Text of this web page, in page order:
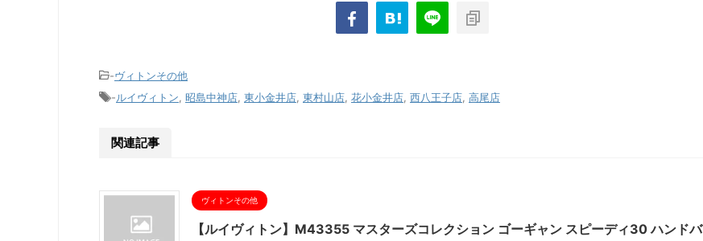
-ヴィトンその他
-ルイヴィトン 昭島中神店 東小金井店 東村山店 花小金井店 西八王子店 高尾店
関連記事
ヴィトンその他
【ルイヴィトン】M43355 マスターズコレクション ゴーギャン スピーディ30 ハンドバ